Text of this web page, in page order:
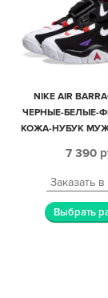
NIKE AIR
ЧЕРНЫЕ-БЕЛЫЕ-
КОЖА-НУБУК
7 390
Заказать в
Выбрать